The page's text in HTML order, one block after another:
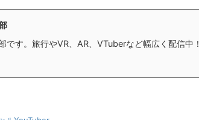
です。旅行やVR、AR、VTuberなど幅広く配信中！